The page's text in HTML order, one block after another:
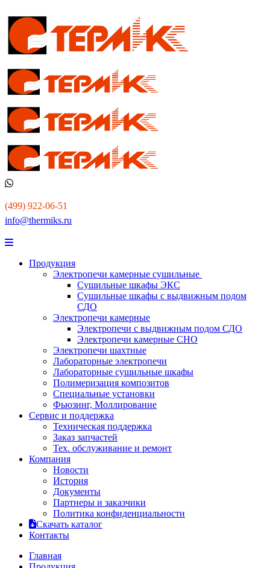
(499) 922-06-51
info@thermiks.ru
Продукция
Электропечи камерные сушильные
Сушильные шкафы ЭКС
Сушильные шкафы с выдвижным подом
СДО
Электропечи камерные
Электропечи с выдвижным подом СДО
Электропечи камерные СНО
Электропечи шахтные
Лабораторные электропечи
Лабораторные сушильные шкафы
Полимеризация композитов
Специальные установки
Фьюзинг, Моллирование
Сервис и поддержка
Техническая поддержка
Заказ запчастей
Тех. обслуживание и ремонт
Компания
Новости
История
Документы
Партнеры и заказчики
Политика конфиденциальности
Скачать каталог
Контакты
Главная